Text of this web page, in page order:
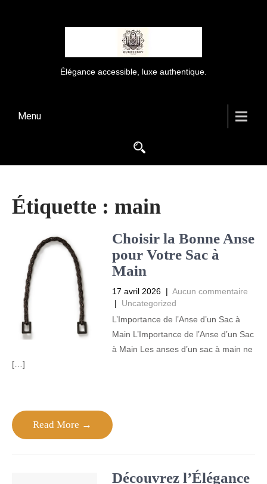
Élégance accessible, luxe authentique.
Menu
Étiquette : main
Choisir la Bonne Anse
pour Votre Sac à
Main
17 avril 2026 | Aucun commentaire
| Uncategorized
L’Importance de l’Anse d’un Sac à
Main L’Importance de l’Anse d’un Sac
à Main Les anses d’un sac à main ne
[…]
Read More →
Découvrez l’Élégance